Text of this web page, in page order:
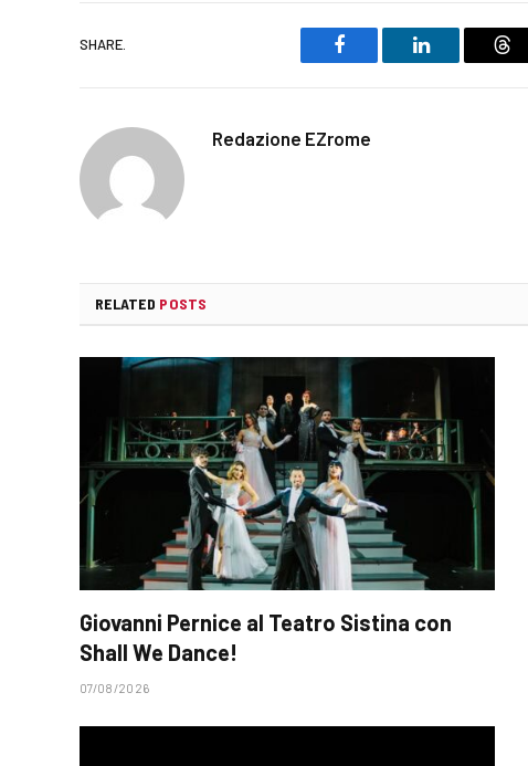
SHARE.
Facebook LinkedIn
Redazione EZrome
RELATED POSTS
Giovanni Pernice al Teatro Sistina con
Shall We Dance!
07/08/2026